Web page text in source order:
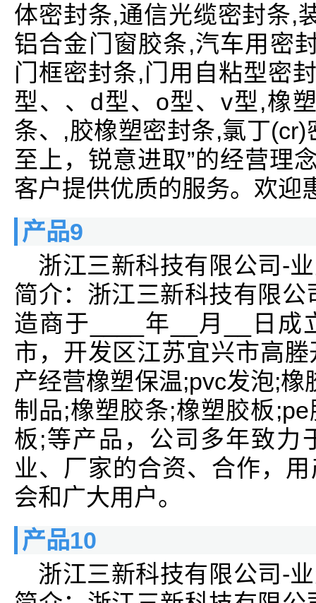
体密封条,通信光缆密封条,
铝合金门窗胶条,汽车用密
门框密封条,门用自粘型密
型、、d型、o型、v型,橡
条、,胶橡塑密封条,氯丁
至上，锐意进取”的经营理
客户提供优质的服务。欢迎
产品9
浙江三新科技有限公司-
简介：浙江三新科技有限
造商于____年__月__日成
市，开发区江苏宜兴市高
产经营橡塑保温;pvc发泡;
制品;橡塑胶条;橡塑胶板
板;等产品，公司多年致力
业、厂家的合资、合作，
会和广大用户。
产品10
浙江三新科技有限公司-